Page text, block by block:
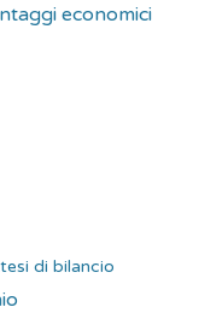
economici
di bilancio